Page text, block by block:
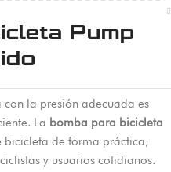
Pump
la presión adecuada es
La bomba para bicicleta
bicicleta de forma práctica,
y usuarios cotidianos.